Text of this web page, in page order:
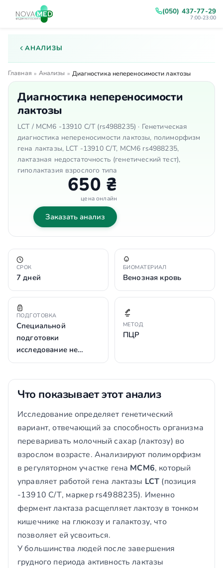
(050) 437-77-29
7:00-23:00
АНАЛИЗЫ
Главная » Анализы » Диагностика непереносимости лактозы
Диагностика непереносимости
лактозы
LCT / MCM6 -13910 C/T (rs4988235) · Генетическая
диагностика непереносимости лактозы, полиморфизм
гена лактазы, LCT -13910 C/T, MCM6 rs4988235,
лактазная недостаточность (генетический тест),
гиполактазия взрослого типа
650 ₴
цена онлайн
Заказать анализ
СРОК
7 дней
БИОМАТЕРИАЛ
Венозная кровь
ПОДГОТОВКА
Специальной
подготовки
исследование не…
МЕТОД
ПЦР
Что показывает этот анализ
Исследование определяет генетический
вариант, отвечающий за способность организма
переваривать молочный сахар (лактозу) во
взрослом возрасте. Анализируют полиморфизм
в регуляторном участке гена MCM6, который
управляет работой гена лактазы LCT (позиция
-13910 C/T, маркер rs4988235). Именно
фермент лактаза расщепляет лактозу в тонком
кишечнике на глюкозу и галактозу, что
позволяет ей усвоиться.
У большинства людей после завершения
грудного периода активность лактазы